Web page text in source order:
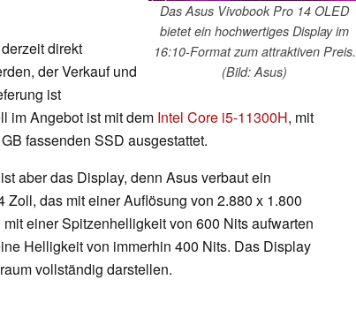
Das Asus Vivobook Pro 14 OLED
bietet ein hochwertiges Display im
16:10-Format zum attraktiven Preis.
(Bild: Asus)
direkt
der Verkauf und
ist
im Angebot ist mit dem Intel Core i5-11300H, mit
fassenden SSD ausgestattet.
aber das Display, denn Asus verbaut ein
das mit einer Auflösung von 2.880 x 1.800
einer Spitzenhelligkeit von 600 Nits aufwarten
Helligkeit von immerhin 400 Nits. Das Display
vollständig darstellen.